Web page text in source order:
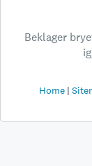
Beklager
Home